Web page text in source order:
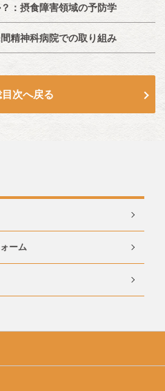
：摂食障害領域の予防学
精神科病院での取り組み
次へ戻る
ーム